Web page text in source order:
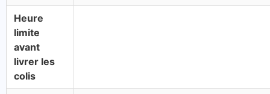
Heure
limite
avant
livrer les
colis